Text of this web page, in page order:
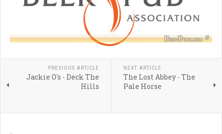
PREVIOUS ARTICLE
Jackie O's - Deck The
Hills
NEXT ARTICLE
The Lost Abbey - The
Pale Horse